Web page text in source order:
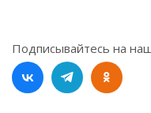
Подписывайтесь на